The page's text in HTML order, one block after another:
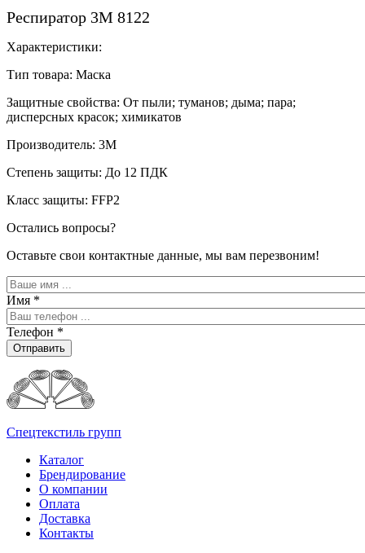
Респиратор 3М 8122
Характеристики:
Тип товара: Маска
Защитные свойства: От пыли; туманов; дыма; пара;
дисперсных красок; химикатов
Производитель: 3М
Степень защиты: До 12 ПДК
Класс защиты: FFP2
Остались вопросы?
Оставьте свои контактные данные, мы вам перезвоним!
Имя *
Телефон *
Отправить
Спецтекстиль групп
Каталог
Брендирование
О компании
Оплата
Доставка
Контакты